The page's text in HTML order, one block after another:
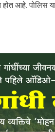
होत आहे. पोलिस